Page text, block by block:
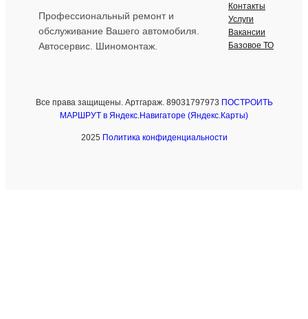
Профессиональный ремонт и
обслуживание Вашего автомобиля.
Автосервис. Шиномонтаж.
Контакты
Услуги
Вакансии
Базовое ТО
Все права защищены. Артгараж. 89031797973 ПОСТРОИТЬ
МАРШРУТ в Яндекс.Навигаторе (Яндекс.Карты)
2025 Политика конфиденциальности